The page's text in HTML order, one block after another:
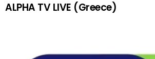
ALPHA TV LIVE (Greece)